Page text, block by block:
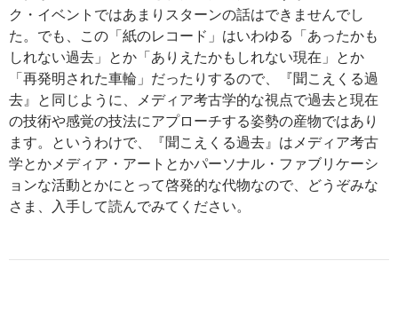
ク・イベントではあまりスターンの話はできませんでし
た。でも、この「紙のレコード」はいわゆる「あったかも
しれない過去」とか「ありえたかもしれない現在」とか
「再発明された車輪」だったりするので、『聞こえくる過
去』と同じように、メディア考古学的な視点で過去と現在
の技術や感覚の技法にアプローチする姿勢の産物ではあり
ます。というわけで、『聞こえくる過去』はメディア考古
学とかメディア・アートとかパーソナル・ファブリケーシ
ョンな活動とかにとって啓発的な代物なので、どうぞみな
さま、入手して読んでみてください。